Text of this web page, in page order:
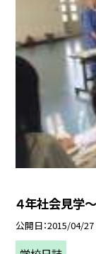
４年社会見学
公開日 2015/04/27